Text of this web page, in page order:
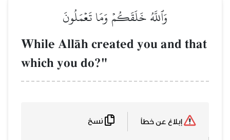
وَٱللَّهُ خَلَقَكُمۡ وَمَا تَعۡمَلُونَ
While AllŒh created you and that
which you do?"